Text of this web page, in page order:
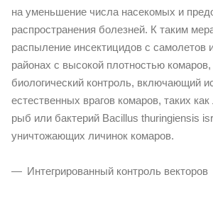
на уменьшение числа насекомых и
распространения болезней. К таким
распыление инсектицидов с самолетов
районах с высокой плотностью
биологический контроль, включающий
естественных врагов комаров, таких
рыб или бактерий Bacillus thuringiensis
уничтожающих личинок комаров.
Интегрированный контроль векторов